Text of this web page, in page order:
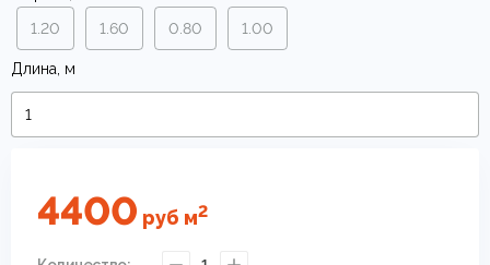
1.20
1.60 0.80 1.00
Длина, м
4400 руб м2